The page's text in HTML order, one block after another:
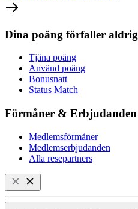
Dina poäng förfaller aldrig
Tjäna poäng
Använd poäng
Bonusnatt
Status Match
Förmåner & Erbjudanden
Medlemsförmåner
Medlemserbjudanden
Alla resepartners